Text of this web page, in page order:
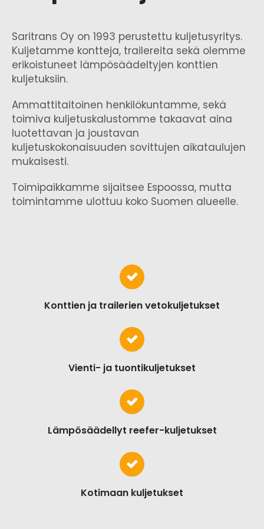
Saritrans Oy on 1993 perustettu kuljetusyritys.
Kuljetamme kontteja, trailereita sekä olemme
erikoistuneet lämpösäädeltyjen konttien
kuljetuksiin.
Ammattitaitoinen henkilökuntamme, sekä
toimiva kuljetuskalustomme takaavat aina
luotettavan ja joustavan
kuljetuskokonaisuuden sovittujen aikataulujen
mukaisesti.
Toimipaikkamme sijaitsee Espoossa, mutta
toimintamme ulottuu koko Suomen alueelle.
Konttien ja trailerien vetokuljetukset
Vienti- ja tuontikuljetukset
Lämpösäädellyt reefer-kuljetukset
Kotimaan kuljetukset